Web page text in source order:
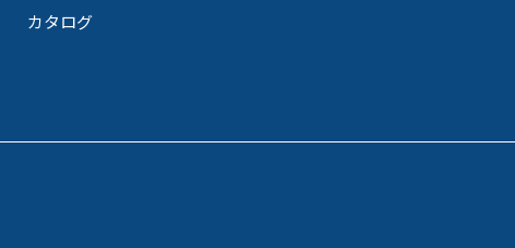
カタログ